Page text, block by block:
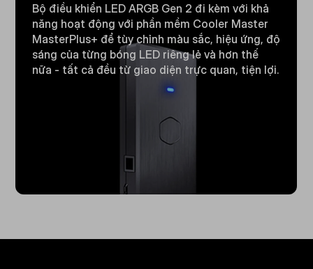
Bộ điều khiển LED ARGB Gen 2 đi kèm với khả
năng hoạt động với phần mềm Cooler Master
MasterPlus+ để tùy chỉnh màu sắc, hiệu ứng, độ
sáng của từng bóng LED riêng lẻ và hơn thế
nữa - tất cả đều từ giao diện trực quan, tiện lợi.